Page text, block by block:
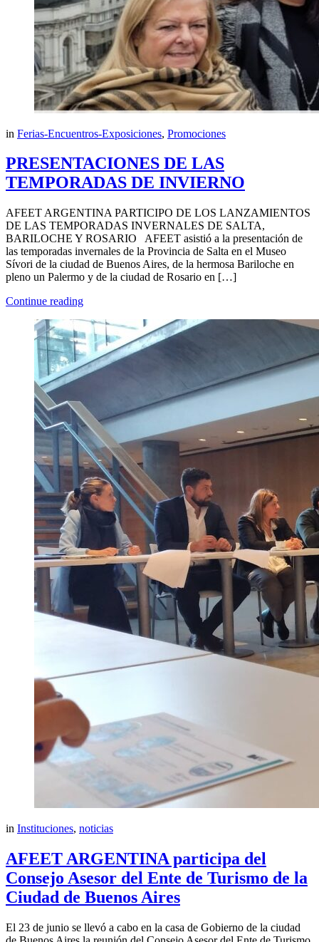
in Ferias-Encuentros-Exposiciones, Promociones
PRESENTACIONES DE LAS
TEMPORADAS DE INVIERNO
AFEET ARGENTINA PARTICIPO DE LOS LANZAMIENTOS
DE LAS TEMPORADAS INVERNALES DE SALTA,
BARILOCHE Y ROSARIO AFEET asistió a la presentación de
las temporadas invernales de la Provincia de Salta en el Museo
Sívori de la ciudad de Buenos Aires, de la hermosa Bariloche en
pleno un Palermo y de la ciudad de Rosario en […]
Continue reading
in Instituciones, noticias
AFEET ARGENTINA participa del
Consejo Asesor del Ente de Turismo de la
Ciudad de Buenos Aires
El 23 de junio se llevó a cabo en la casa de Gobierno de la ciudad